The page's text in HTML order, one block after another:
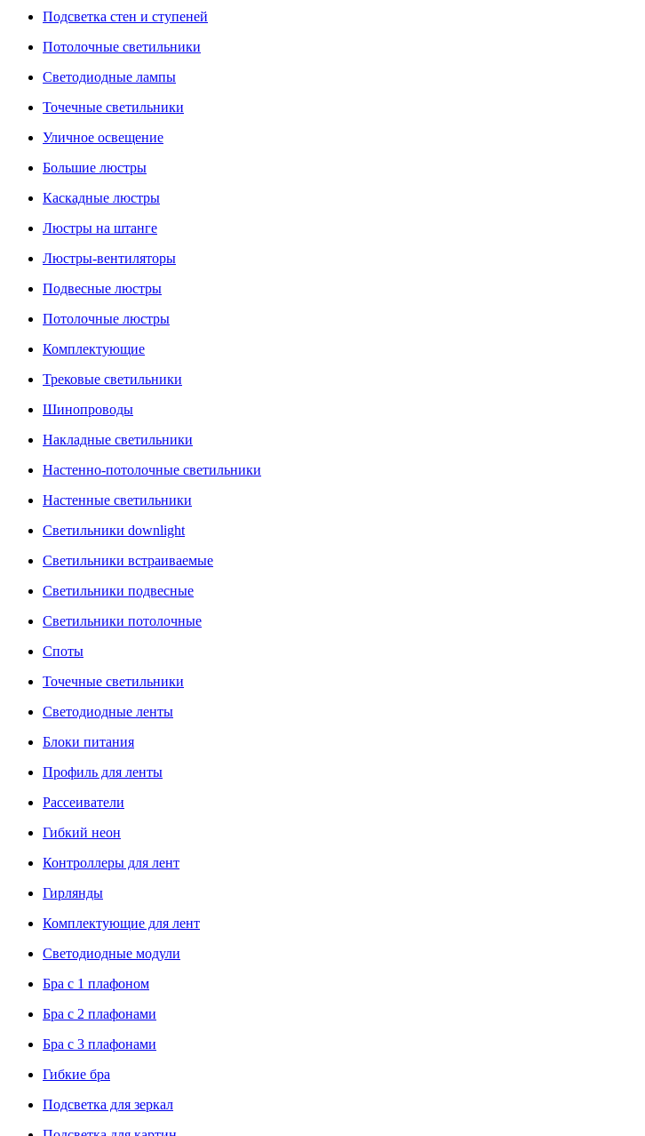
Подсветка стен и ступеней
Потолочные светильники
Светодиодные лампы
Точечные светильники
Уличное освещение
Большие люстры
Каскадные люстры
Люстры на штанге
Люстры-вентиляторы
Подвесные люстры
Потолочные люстры
Комплектующие
Трековые светильники
Шинопроводы
Накладные светильники
Настенно-потолочные светильники
Настенные светильники
Светильники downlight
Светильники встраиваемые
Светильники подвесные
Светильники потолочные
Споты
Точечные светильники
Светодиодные ленты
Блоки питания
Профиль для ленты
Рассеиватели
Гибкий неон
Контроллеры для лент
Гирлянды
Комплектующие для лент
Светодиодные модули
Бра с 1 плафоном
Бра с 2 плафонами
Бра с 3 плафонами
Гибкие бра
Подсветка для зеркал